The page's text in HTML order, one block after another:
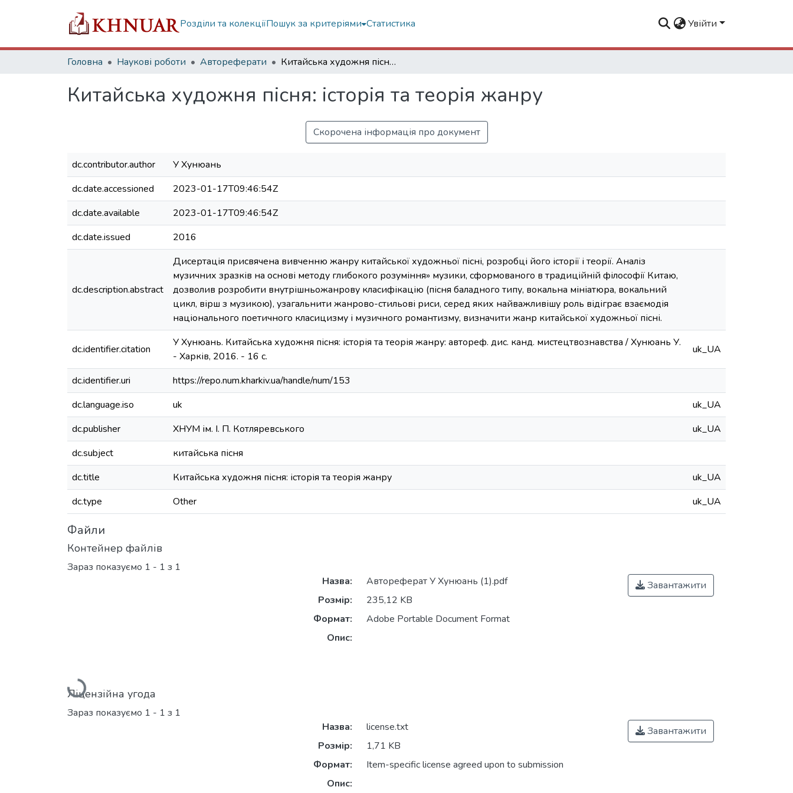
Розділи та колекціїПошук за критеріями Статистика Увійти
Головна Наукові роботи Автореферати Китайська художня пісня: історія та теорія жанру
Китайська художня пісня: історія та теорія жанру
Скорочена інформація про документ
dc.contributor.author
У Хунюань
dc.date.accessioned
2023-01-17T09:46:54Z
dc.date.available
2023-01-17T09:46:54Z
dc.date.issued
2016
dc.description.abstract
Дисертація присвячена вивченню жанру китайської художньої пісні, розробці його історії і теорії. Аналіз
музичних зразків на основі методу глибокого розуміння» музики, сформованого в традиційній філософії Китаю,
дозволив розробити внутрішньожанрову класифікацію (пісня баладного типу, вокальна мініатюра, вокальний
цикл, вірш з музикою), узагальнити жанрово-стильові риси, серед яких найважливішу роль відіграє взаємодія
національного поетичного класицизму і музичного романтизму, визначити жанр китайської художньої пісні.
dc.identifier.citation
У Хунюань. Китайська художня пісня: історія та теорія жанру: автореф. дис. канд. мистецтвознавства / Хунюань У.
- Харків, 2016. - 16 с.
uk_UA
dc.identifier.uri
https://repo.num.kharkiv.ua/handle/num/153
dc.language.iso
uk
uk_UA
dc.publisher
ХНУМ ім. І. П. Котляревського
uk_UA
dc.subject
китайська пісня
dc.title
Китайська художня пісня: історія та теорія жанру
uk_UA
dc.type
Other uk_UA
Файли
Контейнер файлів
Зараз показуємо 1 - 1 з 1
Вантажиться...
Назва:
Автореферат У Хунюань (1).pdf
Розмір:
235,12 KB
Формат:
Adobe Portable Document Format
Опис:
Завантажити
Ліцензійна угода
Зараз показуємо 1 - 1 з 1
Назва:
license.txt
Розмір:
1,71 KB
Формат:
Item-specific license agreed upon to submission
Опис:
Завантажити